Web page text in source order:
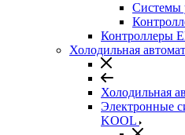
Системы
Контроллеры
Холодильная
Холодильная
Электронные
KOOL